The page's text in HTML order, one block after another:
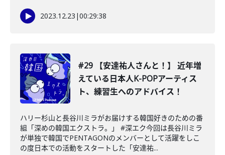
2023.12.23 |00:29:38
#29 【安達祐人さんと！】 近年増
えている日本人K-POPアーティス
ト、練習生へのアドバイス！
ハリー杉山と長谷川ミラがお届けする韓国好きのための番
組「深めの韓国エクストラ。」 #深エク今回は長谷川ミラ
が単独で韓国でPENTAGONのメンバーとして活躍をしこ
の度日本での活動をスタートした「安達祐...